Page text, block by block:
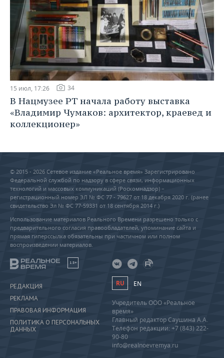
15 июл, 17:26 34
В Нацмузее РТ начала работу выставка
«Владимир Чумаков: архитектор, краевед и
коллекционер»
© 2015 - 2026 Сетевое издание «Реальное время» Зарегистрировано
Федеральной службой по надзору в сфере связи, информационных
технологий и массовых коммуникаций (Роскомнадзор) –
регистрационный номер ЭЛ № ФС 77 - 79627 от 18 декабря 2020 г. (ранее
свидетельство Эл № ФС 77-59331 от 18 сентября 2014 г.)
Использование материалов Реального Времени разрешено только с
предварительного согласия правообладателей, упоминание сайта и
прямая гиперссылка обязательны при частичном или полном
воспроизведении материалов.
18+
РЕДАКЦИЯ
РЕКЛАМА
ПРАВОВАЯ ИНФОРМАЦИЯ
ПОЛИТИКА О ПЕРСОНАЛЬНЫХ
ДАННЫХ
RU EN
Учредитель ООО «Реальное
время»
Главный редактор Саушина А.А.
Телефон редакции: +7 (843) 222-
90-80
info@realnoevremya.ru